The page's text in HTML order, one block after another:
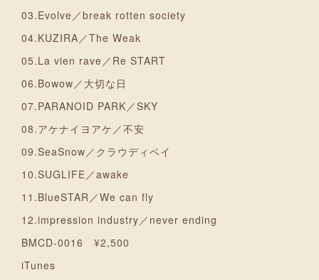
03.Evolve／break rotten society
04.KUZIRA／The Weak
05.La vien rave／Re START
06.Bowow／大切な日
07.PARANOID PARK／SKY
08.アケナイヨアケ／不安
09.SeaSnow／クラウディベイ
10.SUGLIFE／awake
11.BlueSTAR／We can fly
12.impression industry／never ending
BMCD-0016 ¥2,500
iTunes